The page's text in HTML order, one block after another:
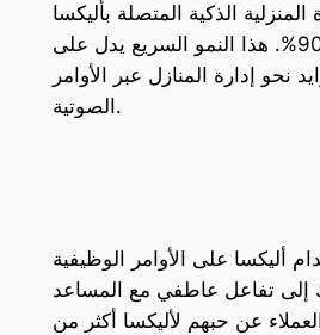
المنزلية الذكية المتصلة بأليكسا
بنسبة تتجاوز 90%. هذا النمو السريع يدل على
نحو إدارة المنازل عبر الأوامر
الصوتية.
أليكسا على الأوامر الوظيفية
إلى تفاعل عاطفي مع المساعد
عن حبهم لأليكسا أكثر من